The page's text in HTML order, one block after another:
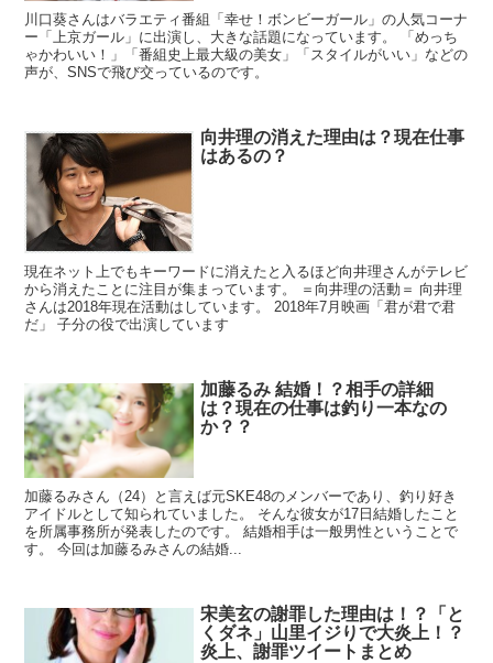
川口葵さんはバラエティ番組「幸せ！ボンビーガール」の人気コーナ
ー「上京ガール」に出演し、大きな話題になっています。 「めっち
ゃかわいい！」「番組史上最大級の美女」「スタイルがいい」などの
声が、SNSで飛び交っているのです。
向井理の消えた理由は？現在仕事
はあるの？
現在ネット上でもキーワードに消えたと入るほど向井理さんがテレビ
から消えたことに注目が集まっています。 ＝向井理の活動＝ 向井理
さんは2018年現在活動はしています。 2018年7月映画「君が君で君
だ」 子分の役で出演しています
加藤るみ 結婚！？相手の詳細
は？現在の仕事は釣り一本なの
か？？
加藤るみさん（24）と言えば元SKE48のメンバーであり、釣り好き
アイドルとして知られていました。 そんな彼女が17日結婚したこと
を所属事務所が発表したのです。 結婚相手は一般男性ということで
す。 今回は加藤るみさんの結婚...
宋美玄の謝罪した理由は！？「と
くダネ」山里イジりで大炎上！？
炎上、謝罪ツイートまとめ